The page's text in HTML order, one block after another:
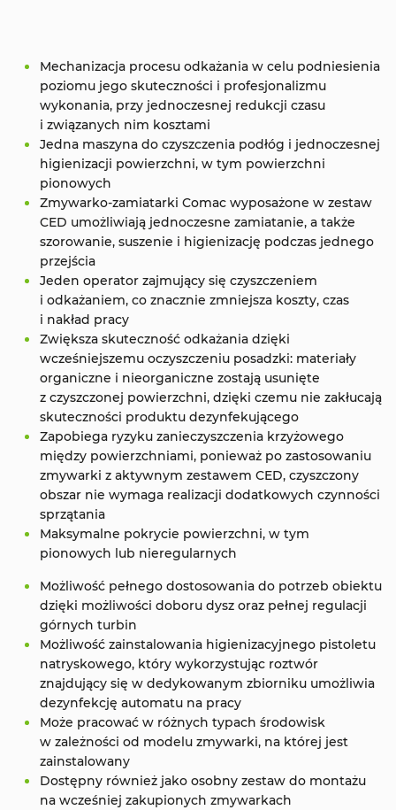
Mechanizacja procesu odkażania w celu podniesienia
poziomu jego skuteczności i profesjonalizmu
wykonania, przy jednoczesnej redukcji czasu
i związanych nim kosztami
Jedna maszyna do czyszczenia podłóg i jednoczesnej
higienizacji powierzchni, w tym powierzchni
pionowych
Zmywarko-zamiatarki Comac wyposażone w zestaw
CED umożliwiają jednoczesne zamiatanie, a także
szorowanie, suszenie i higienizację podczas jednego
przejścia
Jeden operator zajmujący się czyszczeniem
i odkażaniem, co znacznie zmniejsza koszty, czas
i nakład pracy
Zwiększa skuteczność odkażania dzięki
wcześniejszemu oczyszczeniu posadzki: materiały
organiczne i nieorganiczne zostają usunięte
z czyszczonej powierzchni, dzięki czemu nie zakłucają
skuteczności produktu dezynfekującego
Zapobiega ryzyku zanieczyszczenia krzyżowego
między powierzchniami, ponieważ po zastosowaniu
zmywarki z aktywnym zestawem CED, czyszczony
obszar nie wymaga realizacji dodatkowych czynności
sprzątania
Maksymalne pokrycie powierzchni, w tym
pionowych lub nieregularnych
Możliwość pełnego dostosowania do potrzeb obiektu
dzięki możliwości doboru dysz oraz pełnej regulacji
górnych turbin
Możliwość zainstalowania higienizacyjnego pistoletu
natryskowego, który wykorzystując roztwór
znajdujący się w dedykowanym zbiorniku umożliwia
dezynfekcję automatu na pracy
Może pracować w różnych typach środowisk
w zależności od modelu zmywarki, na której jest
zainstalowany
Dostępny również jako osobny zestaw do montażu
na wcześniej zakupionych zmywarkach